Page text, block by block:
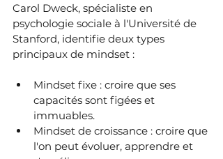
Carol Dweck, spécialiste en
psychologie sociale à l'Université de
Stanford, identifie deux types
principaux de mindset :
Mindset fixe : croire que ses
capacités sont figées et
immuables.
Mindset de croissance : croire que
l'on peut évoluer, apprendre et